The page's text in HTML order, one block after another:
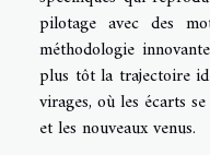
pilotage avec des
méthodologie
plus tôt la trajectoire
virages, où les écarts
et les nouveaux venus.